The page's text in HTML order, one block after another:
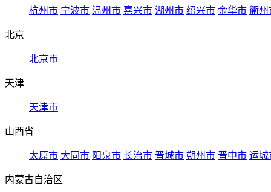
杭州市 宁波市 温州市 嘉兴市 湖州市 绍兴市 金华市 衢州
北京
北京市
天津
天津市
山西省
太原市 大同市 阳泉市 长治市 晋城市 朔州市 晋中市 运城
内蒙古自治区